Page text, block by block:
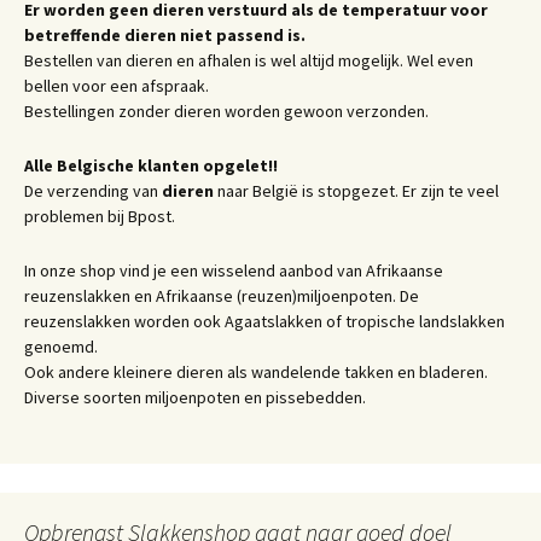
Er worden geen dieren verstuurd als de temperatuur voor
betreffende dieren niet passend is.
Bestellen van dieren en afhalen is wel altijd mogelijk. Wel even
bellen voor een afspraak.
Bestellingen zonder dieren worden gewoon verzonden.
Alle Belgische klanten opgelet!!
De verzending van dieren naar België is stopgezet. Er zijn te veel
problemen bij Bpost.
In onze shop vind je een wisselend aanbod van Afrikaanse
reuzenslakken en Afrikaanse (reuzen)miljoenpoten. De
reuzenslakken worden ook Agaatslakken of tropische landslakken
genoemd.
Ook andere kleinere dieren als wandelende takken en bladeren.
Diverse soorten miljoenpoten en pissebedden.
Opbrengst Slakkenshop gaat naar goed doel